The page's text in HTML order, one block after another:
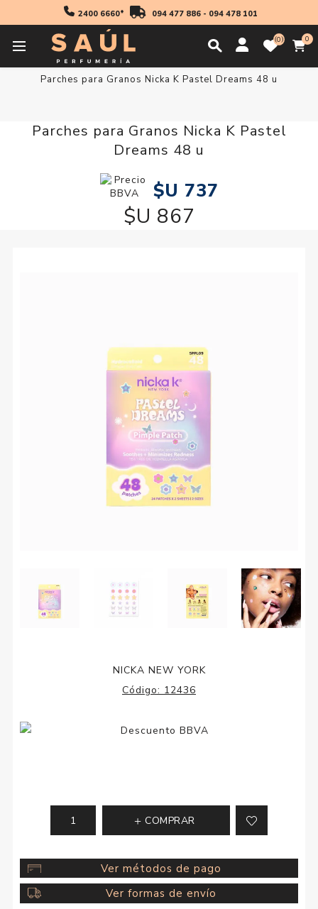
2400 6660* 094 477 886- 094 478 101
0 0
Inicio
Parches para Granos Nicka K Pastel Dreams 48 u
Parches para Granos Nicka K Pastel
Dreams 48 u
$U 737
$U 867
NICKA NEW YORK
Código: 12436
COMPRAR
Ver métodos de pago
Ver formas de envío